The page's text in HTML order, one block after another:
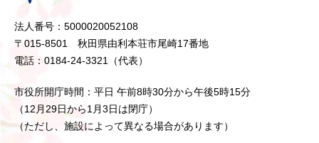
法人番号：5000020052108
〒015-8501 秋田県由利本荘市尾崎17番地
電話：0184-24-3321（代表）
市役所開庁時間：平日 午前8時30分から午後5時15分
（12月29日から1月3日は閉庁）
（ただし、施設によって異なる場合があります）